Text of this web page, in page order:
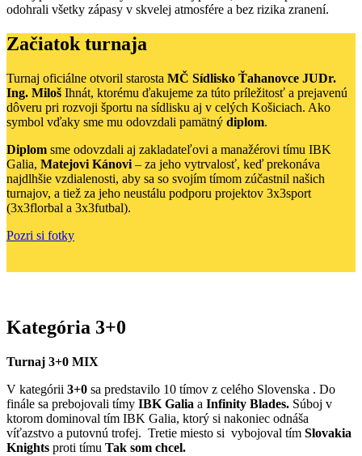
odohrali všetky zápasy v skvelej atmosfére a bez rizika zranení.
Začiatok turnaja
Turnaj oficiálne otvoril starosta MČ Sídlisko Ťahanovce JUDr.
Ing. Miloš Ihnát, ktorému ďakujeme za túto príležitosť a prejavenú
dôveru pri rozvoji športu na sídlisku aj v celých Košiciach. Ako
symbol vďaky sme mu odovzdali pamätný diplom.
Diplom sme odovzdali aj zakladateľovi a manažérovi tímu IBK
Galia, Matejovi Kánovi – za jeho vytrvalosť, keď prekonáva
najdlhšie vzdialenosti, aby sa so svojím tímom zúčastnil našich
turnajov, a tiež za jeho neustálu podporu projektov 3x3sport
(3x3florbal a 3x3futbal).
Pozri si fotky
Kategória 3+0
Turnaj 3+0 MIX
V kategórii 3+0 sa predstavilo 10 tímov z celého Slovenska . Do
finále sa prebojovali tímy IBK Galia a Infinity Blades. Súboj v
ktorom dominoval tím IBK Galia, ktorý si nakoniec odnáša
víťazstvo a putovnú trofej. Tretie miesto si vybojoval tím Slovakia
Knights proti tímu Tak som chcel.